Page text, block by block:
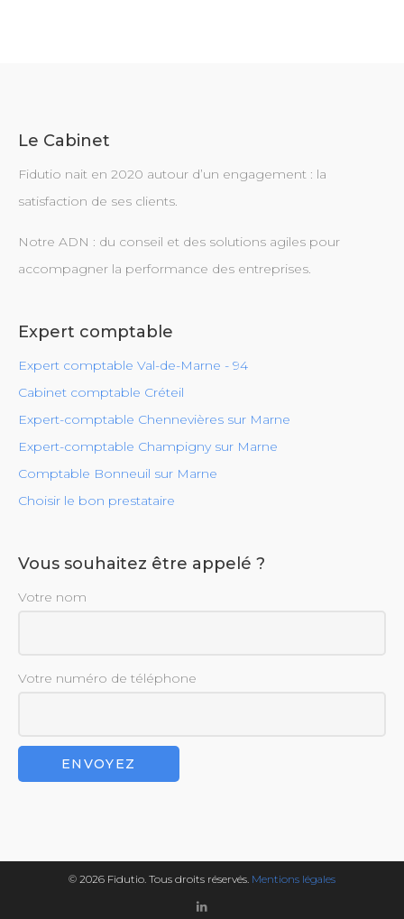
Le Cabinet
Fidutio nait en 2020 autour d’un engagement : la
satisfaction de ses clients.
Notre ADN : du conseil et des solutions agiles pour
accompagner la performance des entreprises.
Expert comptable
Expert comptable Val-de-Marne - 94
Cabinet comptable Créteil
Expert-comptable Chennevières sur Marne
Expert-comptable Champigny sur Marne
Comptable Bonneuil sur Marne
Choisir le bon prestataire
Vous souhaitez être appelé ?
Votre nom
Votre numéro de téléphone
© 2026 Fidutio. Tous droits réservés. Mentions légales